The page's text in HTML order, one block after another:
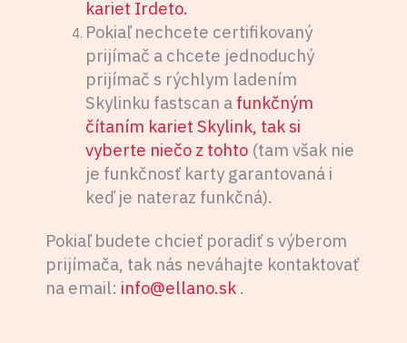
kariet Irdeto.
Pokiaľ nechcete certifikovaný
prijímač a chcete jednoduchý
prijímač s rýchlym ladením
Skylinku fastscan a funkčným
čítaním kariet Skylink, tak si
vyberte niečo z tohto(tam však nie
je funkčnosť karty garantovaná i
keď je nateraz funkčná).
Pokiaľ budete chcieť poradiť s výberom
prijímača, tak nás neváhajte kontaktovať
na email: info@ellano.sk .